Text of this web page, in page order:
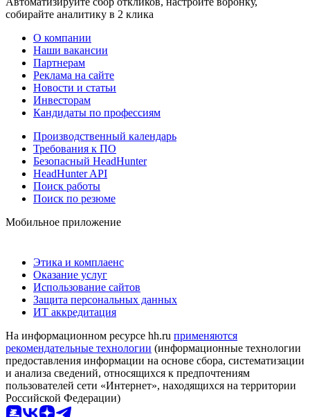
собирайте аналитику в 2 клика
О компании
Наши вакансии
Партнерам
Реклама на сайте
Новости и статьи
Инвесторам
Кандидаты по профессиям
Производственный календарь
Требования к ПО
Безопасный HeadHunter
HeadHunter API
Поиск работы
Поиск по резюме
Мобильное приложение
Этика и комплаенс
Оказание услуг
Использование сайтов
Защита персональных данных
ИТ аккредитация
На информационном ресурсе hh.ru применяются
рекомендательные технологии (информационные технологии
предоставления информации на основе сбора, систематизации
и анализа сведений, относящихся к предпочтениям
пользователей сети «Интернет», находящихся на территории
Российской Федерации)